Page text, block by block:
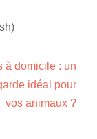
à domicile : un
idéal pour
vos animaux ?